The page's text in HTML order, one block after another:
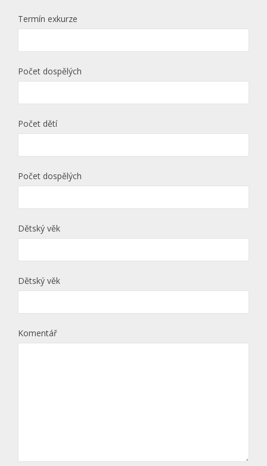
Termín exkurze
Počet dospělých
Počet dětí
Počet dospělých
Dětský věk
Dětský věk
Komentář